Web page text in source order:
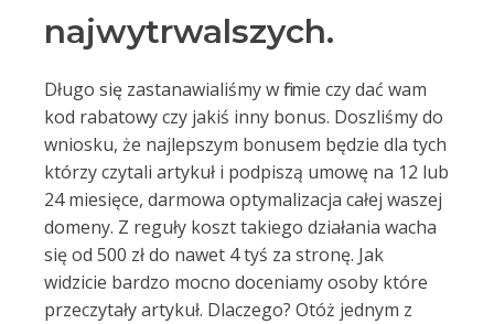
najwytrwalszych.
Długo się zastanawialiśmy w firmie czy dać wam
kod rabatowy czy jakiś inny bonus. Doszliśmy do
wniosku, że najlepszym bonusem będzie dla tych
którzy czytali artykuł i podpiszą umowę na 12 lub
24 miesięce, darmowa optymalizacja całej waszej
domeny. Z reguły koszt takiego działania wacha
się od 500 zł do nawet 4 tyś za stronę. Jak
widzicie bardzo mocno doceniamy osoby które
przeczytały artykuł. Dlaczego? Otóż jednym z